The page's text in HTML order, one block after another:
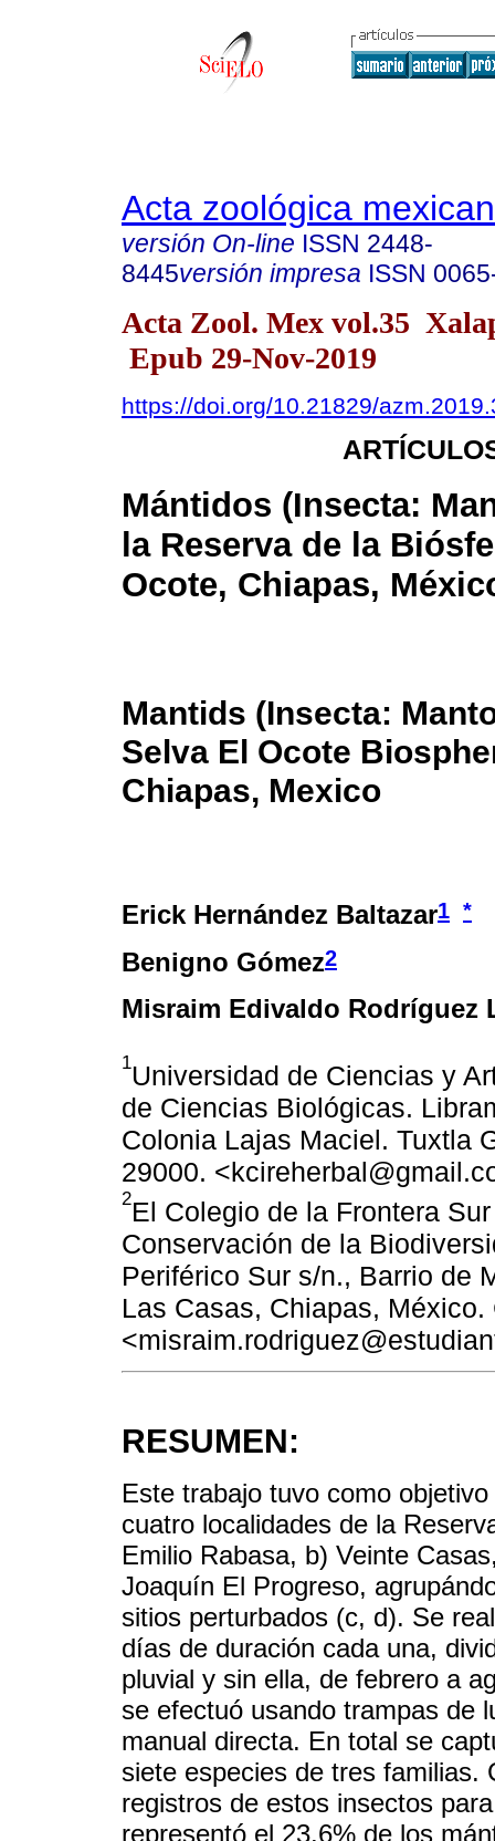
Acta zoológica
versión On-line ISSN 2448-
8445versión impresa ISSN
Acta Zool. Mex vol.35
Epub 29-Nov-2019
https://doi.org/10.21829/
Mántidos (Insecta:
la Reserva de la
Ocote, Chiapas,
Mantids (Insecta:
Selva El Ocote
Chiapas, Mexico
Erick Hernández Baltazar1 *
Benigno Gómez2
Misraim Edivaldo Rodríguez
1Universidad de Ciencias y
de Ciencias Biológicas.
Colonia Lajas Maciel. Tuxtla
29000.
2El Colegio de la Frontera
Conservación de la
Periférico Sur s/n., Barrio de
Las Casas, Chiapas,
RESUMEN:
Este trabajo tuvo como
cuatro localidades de la
Emilio Rabasa, b) Veinte
Joaquín El Progreso,
sitios perturbados (c, d). Se
días de duración cada una,
pluvial y sin ella, de febrero a
se efectuó usando trampas de
manual directa. En total se
siete especies de tres familias.
registros de estos insectos
representó el 23.6% de los